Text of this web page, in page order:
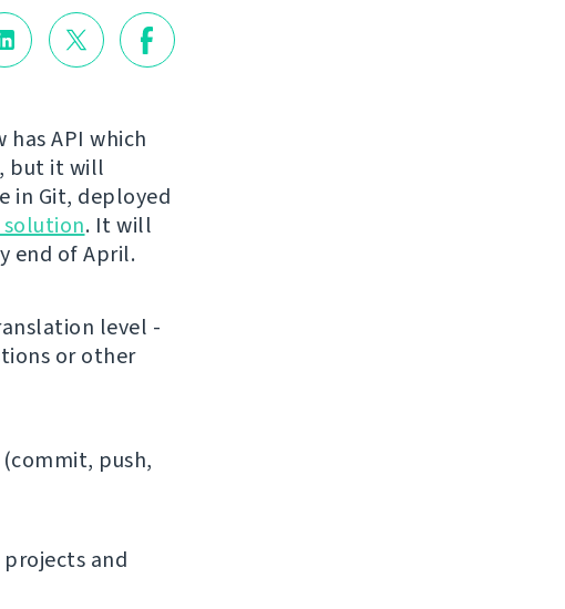
has API which
but it will
in Git, deployed
. It will
end of April.
level -
or other
push,
and